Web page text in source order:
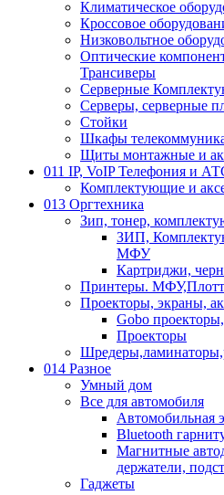
Климатическое
Кроссовое
Низковольтное
Оптические
Трансиверы
Серверные
Серверы, серверные
Стойки
Шкафы
Щиты монтажные и
011 IP, VoIP Телефония и
Комплектующие и
013 Оргтехника
Зип, тонер,
ЗИП,
МФУ
Картриджи,
Принтеры.
Проекторы, экраны,
Gobo
Проекторы
014 Разное
Умный дом
Все для автомобиля
Автомобильная
Bluetooth
Магнитные
держатели,
Гаджеты